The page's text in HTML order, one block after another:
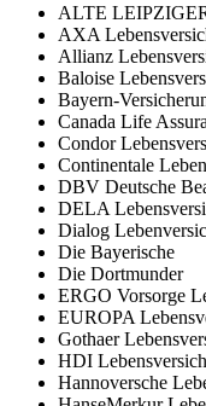
ALTE
AXA
Allianz
Baloise
Bayern-
Canada Life
Condor
Continentale
DBV Deutsche
DELA
Dialog
Die Bayerische
Die Dortmunder
ERGO Vorsorge
EUROPA
Gothaer
HDI
Hannoversche